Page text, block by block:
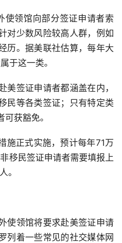
使领馆向部分签证申请者索
对少数风险较高人群，例如
历。据美联社估算，每年大
于这一类。
美签证申请者都涵盖在内，
民等各类签证；只有特定类
获豁免。
施正式实施，预计每年71万
移民签证申请者需要填报上
。
使领馆将要求赴美签证申请
列着一些常见的社交媒体网